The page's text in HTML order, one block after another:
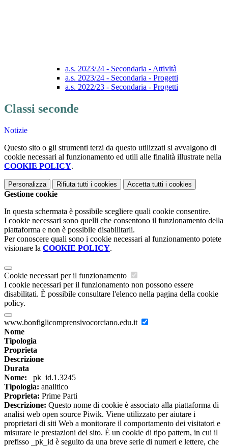
a.s. 2023/24 - Secondaria - Attività
a.s. 2023/24 - Secondaria - Progetti
a.s. 2022/23 - Secondaria - Progetti
Classi seconde
Notizie
Questo sito o gli strumenti terzi da questo utilizzati si avvalgono di
cookie necessari al funzionamento ed utili alle finalità illustrate nella
COOKIE POLICY.
Personalizza Rifiuta tutti i cookies Accetta tutti i cookies
Gestione cookie
In questa schermata è possibile scegliere quali cookie consentire.
I cookie necessari sono quelli che consentono il funzionamento della
piattaforma e non è possibile disabilitarli.
Per conoscere quali sono i cookie necessari al funzionamento potete
visionare la COOKIE POLICY.
Cookie necessari per il funzionamento
I cookie necessari per il funzionamento non possono essere
disabilitati. È possibile consultare l'elenco nella pagina della cookie
policy.
www.bonfiglicomprensivocorciano.edu.it
Nome
Tipologia
Proprieta
Descrizione
Durata
Nome: _pk_id.1.3245
Tipologia: analitico
Proprieta: Prime Parti
Descrizione: Questo nome di cookie è associato alla piattaforma di
analisi web open source Piwik. Viene utilizzato per aiutare i
proprietari di siti Web a monitorare il comportamento dei visitatori e
misurare le prestazioni del sito. È un cookie di tipo pattern, in cui il
prefisso _pk_id è seguito da una breve serie di numeri e lettere, che